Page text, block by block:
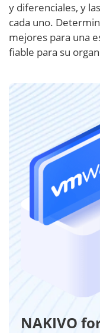
y diferenciales, y
cada uno.
mejores para una
fiable para su
NAKIVO